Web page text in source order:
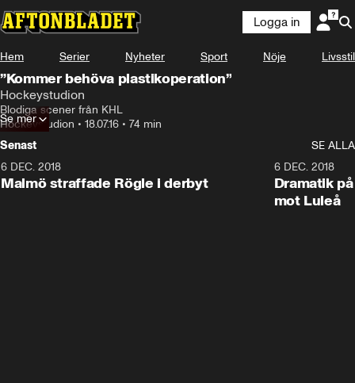
Logga in
Hem Serier Nyheter Sport Nöje Livsstil
”Kommer behöva plastikoperation”
Hockeystudion
Blodiga scener från KHL
Hockeystudion • 18.07.16 • 74 min
Se mer
Senast
SE ALLA
6 DEC. 2018
Malmö straffade Rögle i derbyt
6 DEC. 2018
Dramatik
mot Luleå